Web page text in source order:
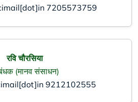
7205573759
रवि चौरसिया
(मानव संसाधन)
9212102555